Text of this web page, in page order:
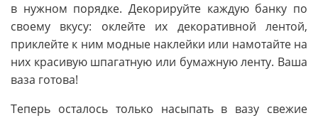
в нужном порядке. Декорируйте каждую банку по
своему вкусу: оклейте их декоративной лентой,
приклейте к ним модные наклейки или намотайте на
них красивую шпагатную или бумажную ленту. Ваша
ваза готова!
Теперь осталось только насыпать в вазу свежие